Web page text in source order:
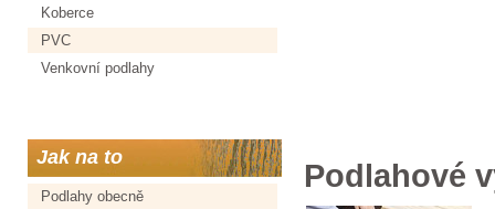
Koberce
PVC
Venkovní podlahy
Jak na to
Podlahy obecně
Podlahové